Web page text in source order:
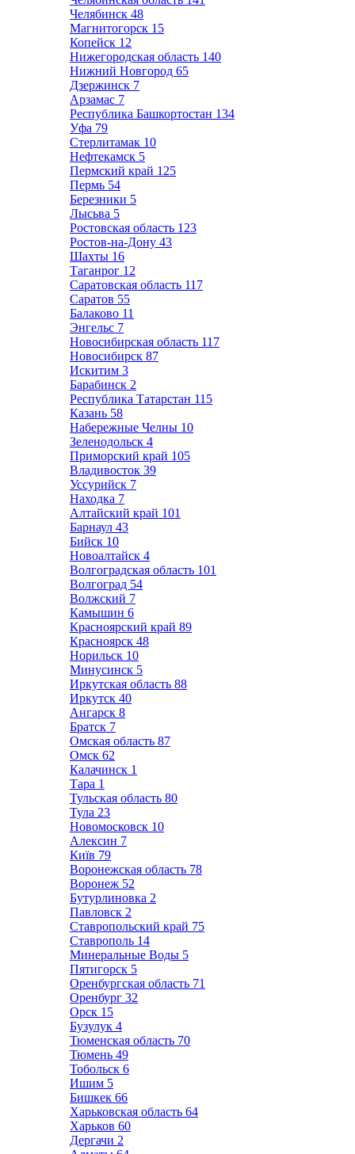
Челябинск 48
Магнитогорск 15
Копейск 12
Нижегородская область 140
Нижний Новгород 65
Дзержинск 7
Арзамас 7
Республика Башкортостан 134
Уфа 79
Стерлитамак 10
Нефтекамск 5
Пермский край 125
Пермь 54
Березники 5
Лысьва 5
Ростовская область 123
Ростов-на-Дону 43
Шахты 16
Таганрог 12
Саратовская область 117
Саратов 55
Балаково 11
Энгельс 7
Новосибирская область 117
Новосибирск 87
Искитим 3
Барабинск 2
Республика Татарстан 115
Казань 58
Набережные Челны 10
Зеленодольск 4
Приморский край 105
Владивосток 39
Уссурийск 7
Находка 7
Алтайский край 101
Барнаул 43
Бийск 10
Новоалтайск 4
Волгоградская область 101
Волгоград 54
Волжский 7
Камышин 6
Красноярский край 89
Красноярск 48
Норильск 10
Минусинск 5
Иркутская область 88
Иркутск 40
Ангарск 8
Братск 7
Омская область 87
Омск 62
Калачинск 1
Тара 1
Тульская область 80
Тула 23
Новомосковск 10
Алексин 7
Київ 79
Воронежская область 78
Воронеж 52
Бутурлиновка 2
Павловск 2
Ставропольский край 75
Ставрополь 14
Минеральные Воды 5
Пятигорск 5
Оренбургская область 71
Оренбург 32
Орск 15
Бузулук 4
Тюменская область 70
Тюмень 49
Тобольск 6
Ишим 5
Бишкек 66
Харьковская область 64
Харьков 60
Дергачи 2